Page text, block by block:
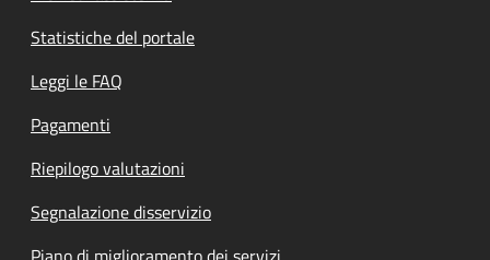
Statistiche del portale
Leggi le FAQ
Pagamenti
Riepilogo valutazioni
Segnalazione disservizio